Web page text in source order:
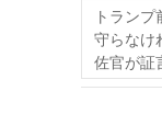
トラン
守らなけ
佐官が証